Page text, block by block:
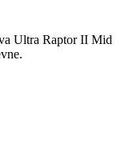
Ultra Raptor II Mid